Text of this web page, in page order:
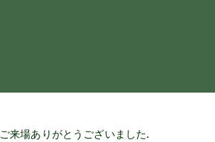
ご来場ありがとうございました.